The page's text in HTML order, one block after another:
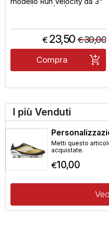
pensato per le donne...
€ 23,50 €30,00
Compra
I più Venduti
Metti questo
acquistate.
€10,00